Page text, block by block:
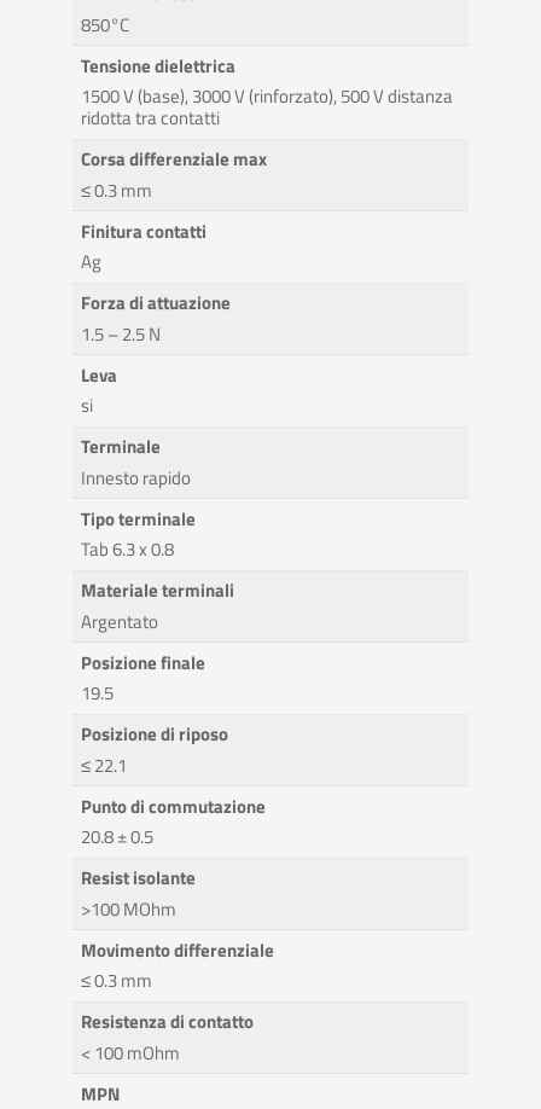
850°C
Tensione dielettrica
1500 V (base), 3000 V (rinforzato), 500 V distanza
ridotta tra contatti
Corsa differenziale max
≤ 0.3 mm
Finitura contatti
Ag
Forza di attuazione
1.5 – 2.5 N
Leva
si
Terminale
Innesto rapido
Tipo terminale
Tab 6.3 x 0.8
Materiale terminali
Argentato
Posizione finale
19.5
Posizione di riposo
≤ 22.1
Punto di commutazione
20.8 ± 0.5
Resist isolante
>100 MOhm
Movimento differenziale
≤ 0.3 mm
Resistenza di contatto
< 100 mOhm
MPN